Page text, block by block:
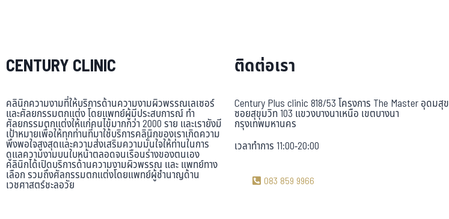
CENTURY CLINIC
คลินิกความงามที่ให้บริการด้านความงามผิวพรรณเลเซอร์
และศัลยกรรมตกแต่ง โดยแพทย์ผู้มีประสบการณ์ ทำ
ศัลยกรรมตกแต่งให้แก่คนไข้มากกว่า 2000 ราย และเรายังมี
เป้าหมายเพื่อให้ทุกท่านที่มาใช้บริการคลินิกของเราเกิดความ
พึงพอใจสูงสุดและความส่งเสริมความมั่นใจให้ท่านในการ
ดูแลความงามบนใบหน้าตลอดจนเรือนร่างของตนเอง
คลินิกได้เปิดบริการด้านความงามผิวพรรณ และ แพทย์ทาง
เลือก รวมถึงศัลกรรมตกแต่งโดยแพทย์ผู้ชำนาญด้าน
เวชศาสตร์ชะลอวัย
ติดต่อเรา
Century Plus clinic 818/53 โครงการ The Master อุดมสุข
ซอยสุขุมวิท 103 แขวงบางนาเหนือ เขตบางนา
กรุงเทพมหานคร
เวลาทำการ 11:00-20:00
083 859 9966